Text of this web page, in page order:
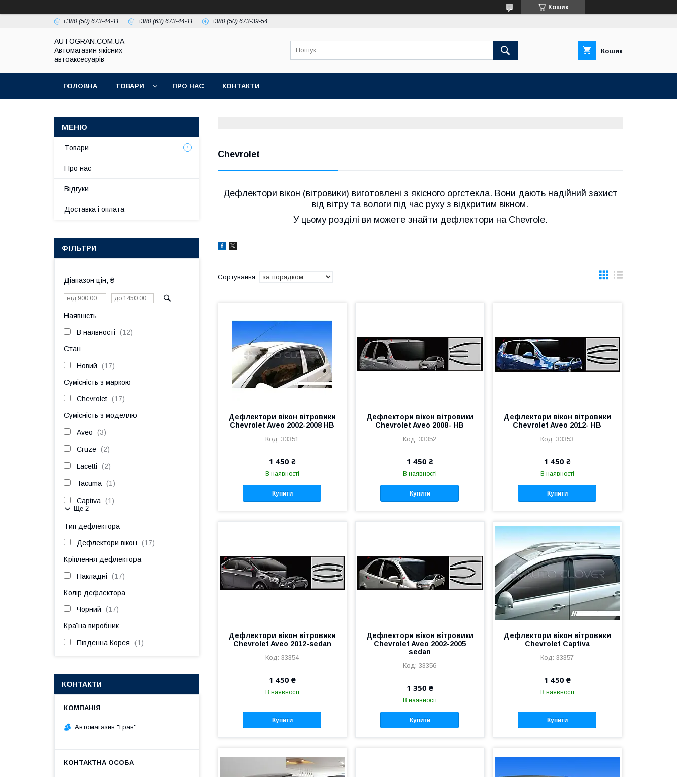
Кошик
+380 (50) 673-44-11 +380 (63) 673-44-11 +380 (50) 673-39-54
AUTOGRAN.COM.UA -
Автомагазин якісних
автоаксесуарів
Кошик
ГОЛОВНА ТОВАРИ ПРО НАС КОНТАКТИ
Chevrolet
Дефлектори вікон (вітровики) виготовлені з якісного оргстекла. Вони дають надійний захист
від вітру та вологи під час руху з відкритим вікном.
У цьому розділі ви можете знайти дефлектори на Chevrole.
Дефлектори вікон вітровики
Chevrolet Aveo 2002-2008 HB
33351
1 450 ₴
В наявності
Купити
Дефлектори вікон вітровики
Chevrolet Aveo 2008- HB
33352
1 450 ₴
В наявності
Купити
Дефлектори вікон вітровики
Chevrolet Aveo 2012- HB
33353
1 450 ₴
В наявності
Купити
Дефлектори вікон вітровики
Chevrolet Aveo 2012-sedan
33354
1 450 ₴
В наявності
Купити
Дефлектори вікон вітровики
Chevrolet Aveo 2002-2005
sedan
33356
1 350 ₴
В наявності
Купити
Дефлектори вікон вітровики
Chevrolet Captiva
33357
1 450 ₴
В наявності
Купити
Товари
Про нас
Відгуки
Доставка і оплата
ФІЛЬТРИ
Діапазон цін, ₴
Наявність
В наявності 12
Стан
Новий 17
Сумісність з маркою
Chevrolet 17
Сумісність з моделлю
Aveo 3
Cruze 2
Lacetti 2
Tacuma 1
Captiva 1
Ще 2
Тип дефлектора
Дефлектори вікон 17
Кріплення дефлектора
Накладні 17
Колір дефлектора
Чорний 17
Країна виробник
Південна Корея 1
КОНТАКТИ
Автомагазин "Гран"